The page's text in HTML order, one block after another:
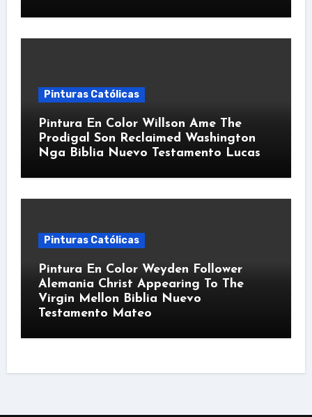
Pinturas Católicas
Pintura En Color Willson Ame The
Prodigal Son Reclaimed Washington
Nga Biblia Nuevo Testamento Lucas
Pinturas Católicas
Pintura En Color Weyden Follower
Alemania Christ Appearing To The
Virgin Mellon Biblia Nuevo
Testamento Mateo